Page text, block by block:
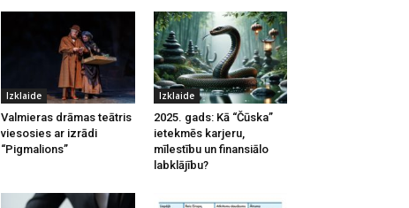
Izklaide
Valmieras drāmas teātris
viesosies ar izrādi
“Pigmalions”
Izklaide
2025. gads: Kā “Čūska”
ietekmēs karjeru,
mīlestību un finansiālo
labklājību?